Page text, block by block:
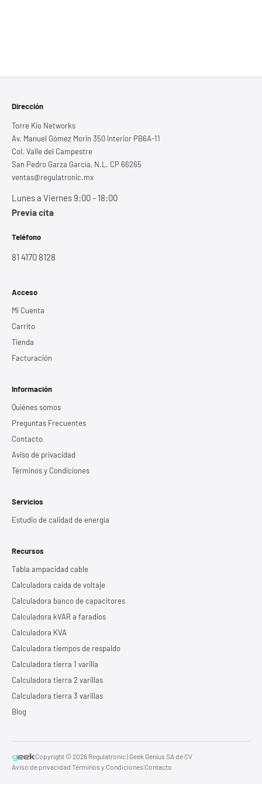
Dirección
Torre Kio Networks
Av. Manuel Gómez Morin 350 Interior PB6A-11
Col. Valle del Campestre
San Pedro Garza García, N.L. CP 66265
ventas@regulatronic.mx
Lunes a Viernes 9:00 - 18:00
Previa cita
Teléfono
81 4170 8128
Acceso
Mi Cuenta
Carrito
Tienda
Facturación
Información
Quiénes somos
Preguntas Frecuentes
Contacto
Aviso de privacidad
Términos y Condiciones
Servicios
Estudio de calidad de energía
Recursos
Tabla ampacidad cable
Calculadora caída de voltaje
Calculadora banco de capacitores
Calculadora kVAR a faradios
Calculadora KVA
Calculadora tiempos de respaldo
Calculadora tierra 1 varilla
Calculadora tierra 2 varillas
Calculadora tierra 3 varillas
Blog
Copyright © 2026 Regulatronic | Geek Genius SA de CV
Aviso de privacidad Términos y Condiciones Contacto